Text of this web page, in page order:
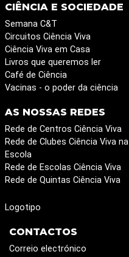
CIÊNCIA E SOCIEDADE
Semana C&T
Circuitos Ciência Viva
Ciência Viva em Casa
Livros que queremos ler
Café de Ciência
Vacinas - o poder da ciência
AS NOSSAS REDES
Rede de Centros Ciência Viva
Rede de Clubes Ciência Viva na
Escola
Rede de Escolas Ciência Viva
Rede de Quintas Ciência Viva
Logotipo
CONTACTOS
Correio electrónico